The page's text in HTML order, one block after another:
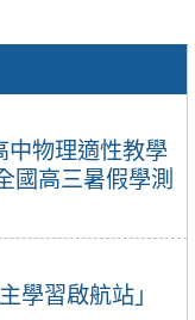
中物理適性教學
國高三暑假學測
學習啟航站」